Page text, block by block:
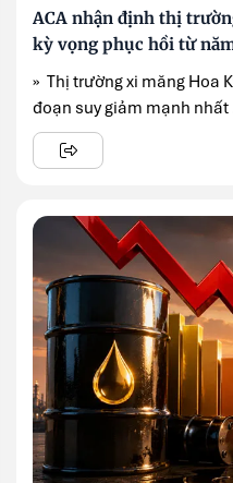
ACA nhận định thị
kỳ vọng phục hồi từ
» Thị trường xi măng Hoa
đoạn suy giảm mạnh nhất